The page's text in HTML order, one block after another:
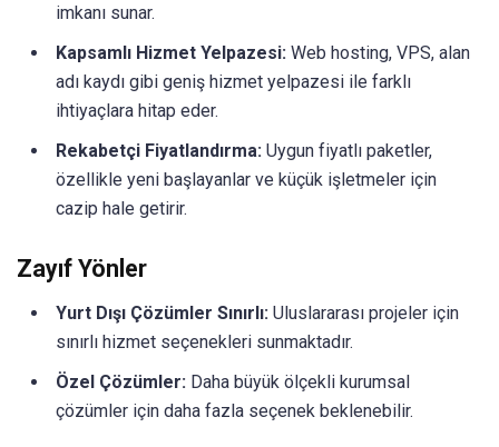
imkanı sunar.
Kapsamlı Hizmet Yelpazesi: Web hosting, VPS, alan
adı kaydı gibi geniş hizmet yelpazesi ile farklı
ihtiyaçlara hitap eder.
Rekabetçi Fiyatlandırma: Uygun fiyatlı paketler,
özellikle yeni başlayanlar ve küçük işletmeler için
cazip hale getirir.
Zayıf Yönler
Yurt Dışı Çözümler Sınırlı: Uluslararası projeler için
sınırlı hizmet seçenekleri sunmaktadır.
Özel Çözümler: Daha büyük ölçekli kurumsal
çözümler için daha fazla seçenek beklenebilir.